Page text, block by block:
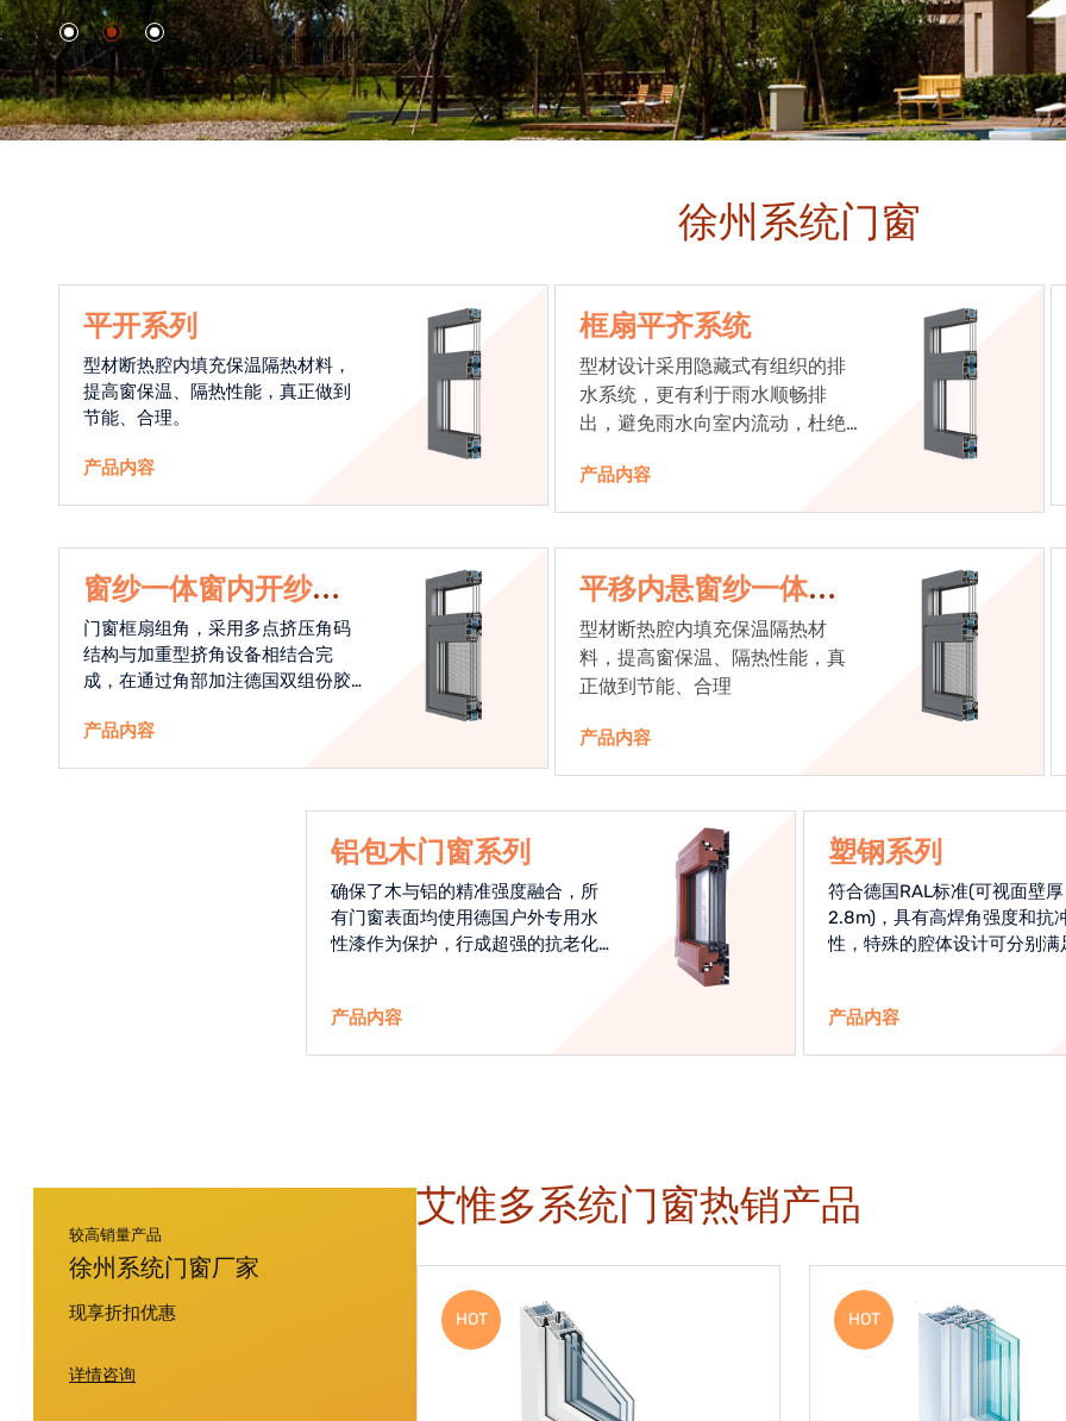
徐州系统门窗
平开系列
型材断热腔内填充保温隔热材料，
提高窗保温、隔热性能，真正做到
节能、合理。
产品内容
框扇平齐系统
型材设计采用隐藏式有组织的排
水系统，更有利于雨水顺畅排
出，避免雨水向室内流动，杜绝
产品内容
窗纱一体窗内开纱外
开系统
门窗框扇组角，采用多点挤压角码
结构与加重型挤角设备相结合完
成，在通过角部加注德国双组份胶
强度，促使窗使用寿命提升5-10
产品内容
平移内悬窗纱一体系
统
型材断热腔内填充保温隔热材
料，提高窗保温、隔热性能，真
正做到节能、合理
产品内容
铝包木门窗系列
确保了木与铝的精准强度融合，所
有门窗表面均使用德国户外专用水
性漆作为保护，行成超强的抗老化
产品内容
塑钢系列
符合德国RAL标准(可视面壁厚
2.8m)，具有高焊角强度和抗
性，特殊的腔体设计可分别满
产品内容
较高销量产品
徐州系统门窗厂家
现享折扣优惠
详情咨询
艾惟多系统门窗热销产品
HOT HOT HOT